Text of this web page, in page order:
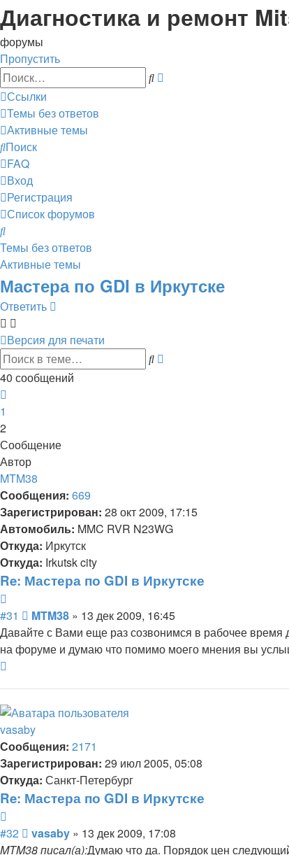
Диагностика и ремонт
форумы
Пропустить
Поиск
Ссылки
Темы без ответов
Активные темы
Поиск
FAQ
Вход
Регистрация
Список форумов
Поиск
Темы без ответов
Активные темы
Мастера по GDI в Иркутске
Ответить
Версия для печати
Поиск
40 сообщений
1
2
Сообщение
Автор
MTM38
Сообщения: 669
Зарегистрирован: 28 окт 2009, 17:15
Автомобиль: MMC RVR N23WG
Откуда: Иркутск
Откуда: Irkutsk city
Re: Мастера по GDI в Иркутске
#31
Сообщение
MTM38 » 13 дек 2009, 16:45
Давайте с Вами еще раз созвонимся в рабочее время
на форуме и думаю что помимо моего мнения вы
vasaby
Сообщения: 2171
Зарегистрирован: 29 июл 2005, 05:08
Откуда: Санкт-Петербург
Re: Мастера по GDI в Иркутске
#32
Сообщение
vasaby » 13 дек 2009, 17:08
MTM38 писал(а):Думаю что да. Порядок цен